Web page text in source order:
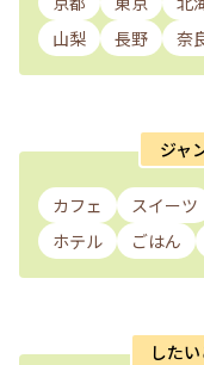
山梨
長野 奈
ジャ
カフェ スイーツ
ホテル
ごはん
した